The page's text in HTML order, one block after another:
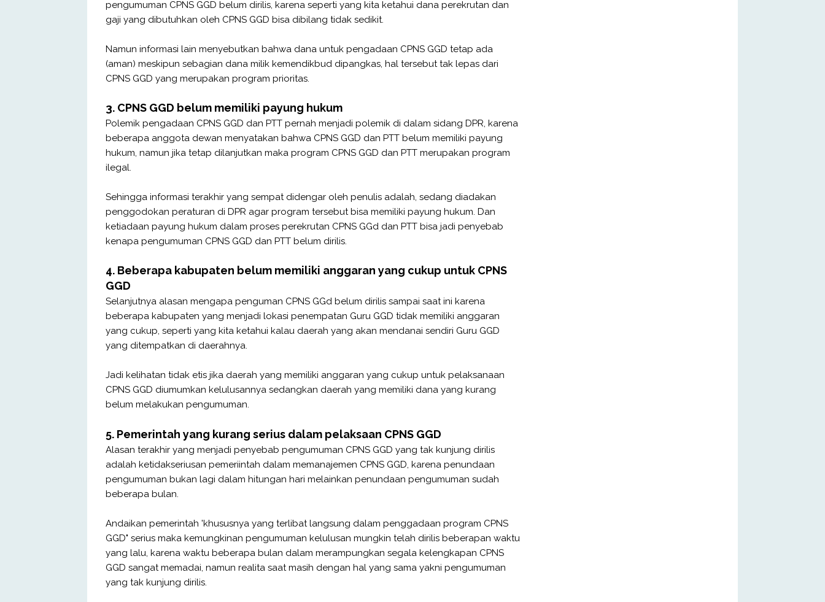
pengumuman CPNS GGD belum dirilis, karena seperti yang kita ketahui dana perekrutan dan
gaji yang dibutuhkan oleh CPNS GGD bisa dibilang tidak sedikit.
Namun informasi lain menyebutkan bahwa dana untuk pengadaan CPNS GGD tetap ada
(aman) meskipun sebagian dana milik kemendikbud dipangkas, hal tersebut tak lepas dari
CPNS GGD yang merupakan program prioritas.
3. CPNS GGD belum memiliki payung hukum
Polemik pengadaan CPNS GGD dan PTT pernah menjadi polemik di dalam sidang DPR, karena
beberapa anggota dewan menyatakan bahwa CPNS GGD dan PTT belum memiliki payung
hukum, namun jika tetap dilanjutkan maka program CPNS GGD dan PTT merupakan program
ilegal.
Sehingga informasi terakhir yang sempat didengar oleh penulis adalah, sedang diadakan
penggodokan peraturan di DPR agar program tersebut bisa memiliki payung hukum. Dan
ketiadaan payung hukum dalam proses perekrutan CPNS GGd dan PTT bisa jadi penyebab
kenapa pengumuman CPNS GGD dan PTT belum dirilis.
4. Beberapa kabupaten belum memiliki anggaran yang cukup untuk CPNS
GGD
Selanjutnya alasan mengapa penguman CPNS GGd belum dirilis sampai saat ini karena
beberapa kabupaten yang menjadi lokasi penempatan Guru GGD tidak memiliki anggaran
yang cukup, seperti yang kita ketahui kalau daerah yang akan mendanai sendiri Guru GGD
yang ditempatkan di daerahnya.
Jadi kelihatan tidak etis jika daerah yang memiliki anggaran yang cukup untuk pelaksanaan
CPNS GGD diumumkan kelulusannya sedangkan daerah yang memiliki dana yang kurang
belum melakukan pengumuman.
5. Pemerintah yang kurang serius dalam pelaksaan CPNS GGD
Alasan terakhir yang menjadi penyebab pengumuman CPNS GGD yang tak kunjung dirilis
adalah ketidakseriusan pemeriintah dalam memanajemen CPNS GGD, karena penundaan
pengumuman bukan lagi dalam hitungan hari melainkan penundaan pengumuman sudah
beberapa bulan.
Andaikan pemerintah 'khususnya yang terlibat langsung dalam penggadaan program CPNS
GGD" serius maka kemungkinan pengumuman kelulusan mungkin telah dirilis beberapan waktu
yang lalu, karena waktu beberapa bulan dalam merampungkan segala kelengkapan CPNS
GGD sangat memadai, namun realita saat masih dengan hal yang sama yakni pengumuman
yang tak kunjung dirilis.